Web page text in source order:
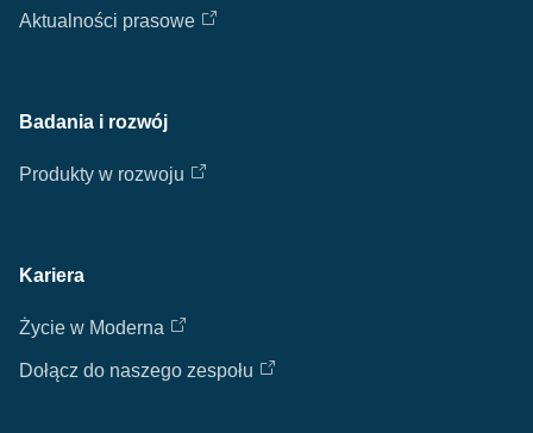
Aktualności prasowe
Badania i rozwój
Produkty w rozwoju
Kariera
Życie w Moderna
Dołącz do naszego zespołu